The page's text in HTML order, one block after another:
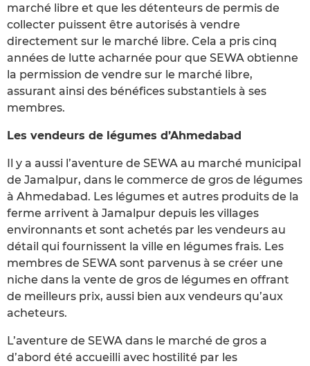
marché libre et que les détenteurs de permis de
collecter puissent être autorisés à vendre
directement sur le marché libre. Cela a pris cinq
années de lutte acharnée pour que SEWA obtienne
la permission de vendre sur le marché libre,
assurant ainsi des bénéfices substantiels à ses
membres.
Les vendeurs de légumes d’Ahmedabad
Il y a aussi l’aventure de SEWA au marché municipal
de Jamalpur, dans le commerce de gros de légumes
à Ahmedabad. Les légumes et autres produits de la
ferme arrivent à Jamalpur depuis les villages
environnants et sont achetés par les vendeurs au
détail qui fournissent la ville en légumes frais. Les
membres de SEWA sont parvenus à se créer une
niche dans la vente de gros de légumes en offrant
de meilleurs prix, aussi bien aux vendeurs qu’aux
acheteurs.
L’aventure de SEWA dans le marché de gros a
d’abord été accueilli avec hostilité par les